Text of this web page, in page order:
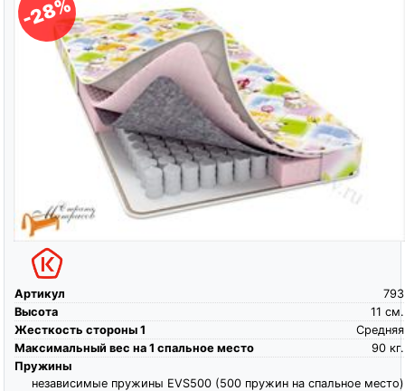
-28%
Артикул
793
Высота
см.
11
Жесткость стороны 1
Средняя
Максимальный вес на 1 спальное место
кг.
90
Пружины
независимые пружины EVS500 (500 пружин на спальное место)